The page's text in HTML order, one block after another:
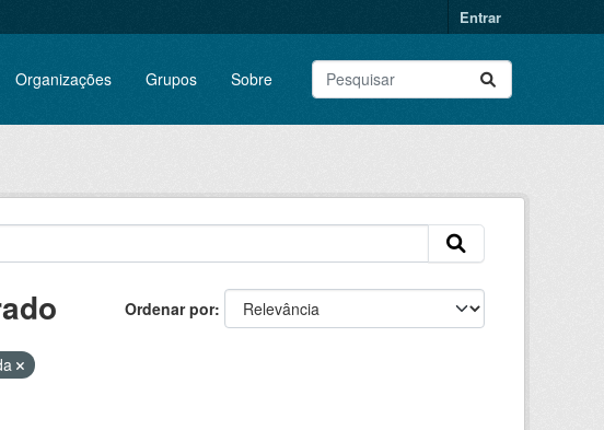
Entrar
Organizações Grupos Sobre
Ordenar por